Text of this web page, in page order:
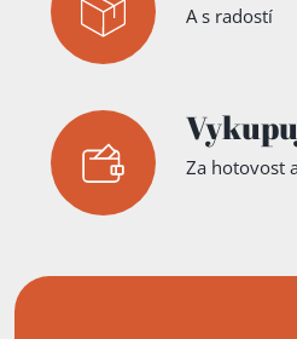
A s radostí
Za hotovost